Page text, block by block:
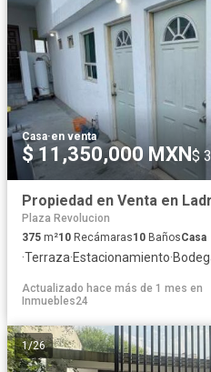
Casa·en venta
$ 11,350,000 MXN$
Plaza Revolucion
375 m²10 Recámaras10 BañosCasa
·Terraza·Estacionamiento·
Actualizado hace más de 1 mes en
Inmuebles24
1/26